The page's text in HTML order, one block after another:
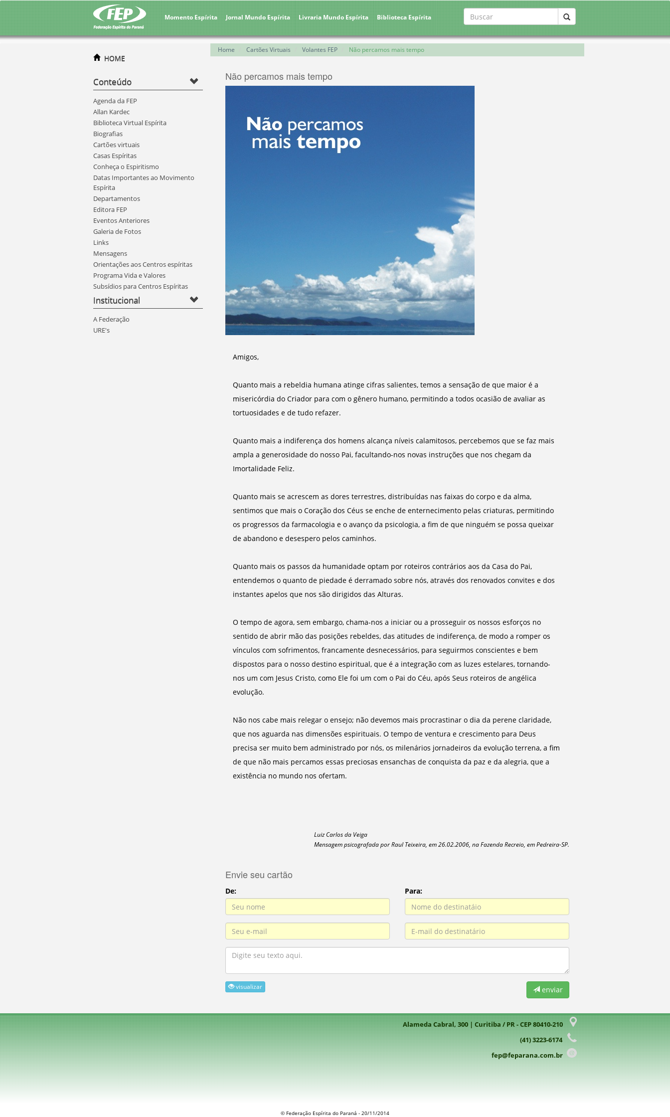
Momento Espírita Jornal Mundo Espírita Livraria Mundo Espírita Biblioteca Espírita
HOME
Conteúdo
Agenda da FEP
Allan Kardec
Biblioteca Virtual Espírita
Biografias
Cartões virtuais
Casas Espíritas
Conheça o Espiritismo
Datas Importantes ao Movimento
Espírita
Departamentos
Editora FEP
Eventos Anteriores
Galeria de Fotos
Links
Mensagens
Orientações aos Centros espíritas
Programa Vida e Valores
Subsídios para Centros Espíritas
Institucional
A Federação
URE's
Home Cartões Virtuais Volantes FEP Não percamos mais tempo
Não percamos mais tempo
Amigos,
Quanto mais a rebeldia humana atinge cifras salientes, temos a sensação de que maior é a
misericórdia do Criador para com o gênero humano, permitindo a todos ocasião de avaliar as
tortuosidades e de tudo refazer.
Quanto mais a indiferença dos homens alcança níveis calamitosos, percebemos que se faz mais
ampla a generosidade do nosso Pai, facultando-nos novas instruções que nos chegam da
Imortalidade Feliz.
Quanto mais se acrescem as dores terrestres, distribuídas nas faixas do corpo e da alma,
sentimos que mais o Coração dos Céus se enche de enternecimento pelas criaturas, permitindo
os progressos da farmacologia e o avanço da psicologia, a fim de que ninguém se possa queixar
de abandono e desespero pelos caminhos.
Quanto mais os passos da humanidade optam por roteiros contrários aos da Casa do Pai,
entendemos o quanto de piedade é derramado sobre nós, através dos renovados convites e dos
instantes apelos que nos são dirigidos das Alturas.
O tempo de agora, sem embargo, chama-nos a iniciar ou a prosseguir os nossos esforços no
sentido de abrir mão das posições rebeldes, das atitudes de indiferença, de modo a romper os
vínculos com sofrimentos, francamente desnecessários, para seguirmos conscientes e bem
dispostos para o nosso destino espiritual, que é a integração com as luzes estelares, tornando-
nos um com Jesus Cristo, como Ele foi um com o Pai do Céu, após Seus roteiros de angélica
evolução.
Não nos cabe mais relegar o ensejo; não devemos mais procrastinar o dia da perene claridade,
que nos aguarda nas dimensões espirituais. O tempo de ventura e crescimento para Deus
precisa ser muito bem administrado por nós, os milenários jornadeiros da evolução terrena, a fim
de que não mais percamos essas preciosas ensanchas de conquista da paz e da alegria, que a
existência no mundo nos ofertam.
Luiz Carlos da Veiga
Mensagem psicografada por Raul Teixeira, em 26.02.2006, na Fazenda Recreio, em Pedreira-SP.
Envie seu cartão
De: Para:
enviar
visualizar
Alameda Cabral, 300 | Curitiba / PR - CEP 80410-210
(41) 3223-6174
fep@feparana.com.br
© Federação Espírita do Paraná - 20/11/2014